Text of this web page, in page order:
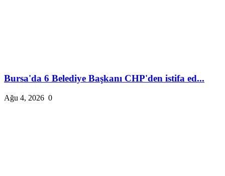
Bursa'da 6 Belediye Başkanı CHP'den istifa ed...
Ağu 4, 2026 0